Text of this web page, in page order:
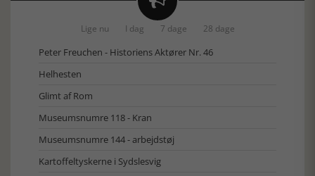
Lige nu I dag 7 dage 28 dage
Peter Freuchen - Historiens Aktører Nr. 46
Helhesten
Glimt af Rom
Museumsnumre 118 - Kran
Museumsnumre 144 - arbejdstøj
Kartoffeltyskerne i Sydslesvig